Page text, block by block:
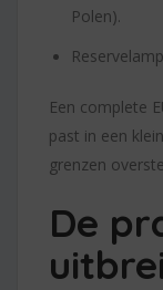
Polen).
Een complete
past in een
grenzen
De